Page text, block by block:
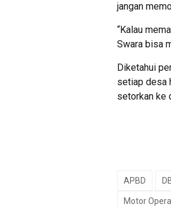
jangan
“Kalau
Swara bisa
Diketahui
setiap desa
setorkan ke
APBD
Motor